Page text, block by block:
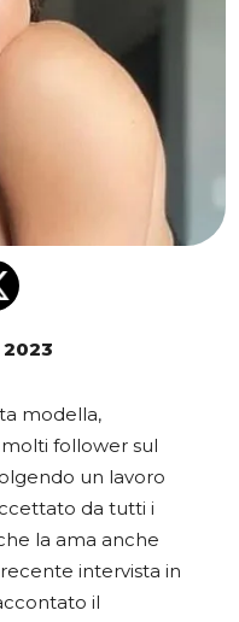
2023
modella,
follower sul
un lavoro
da tutti i
la ama anche
intervista in
il